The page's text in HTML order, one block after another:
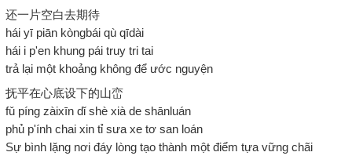
还一片空白去期待
hái yī piān kòngbái qù qīdài
hái i p'en khung pái truy tri tai
trả lại một khoảng không để ước nguyện
抚平在心底设下的山峦
fǔ píng zàixīn dǐ shè xià de shānluán
phủ p'ính chai xin tỉ sưa xe tơ san loán
Sự bình lặng nơi đáy lòng tạo thành một điểm tựa vững chãi